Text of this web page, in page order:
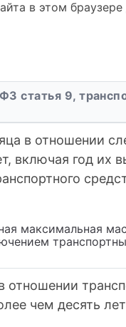
в этом
статья 9,
в отношении
включая год их
максимальная
чем десять